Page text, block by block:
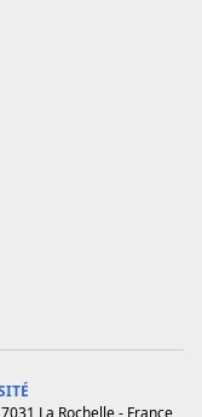
La Rochelle - France